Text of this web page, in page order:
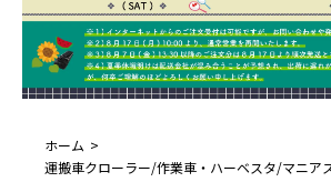
ホーム
運搬車クローラー/作業車・ハーベスタ/マニア